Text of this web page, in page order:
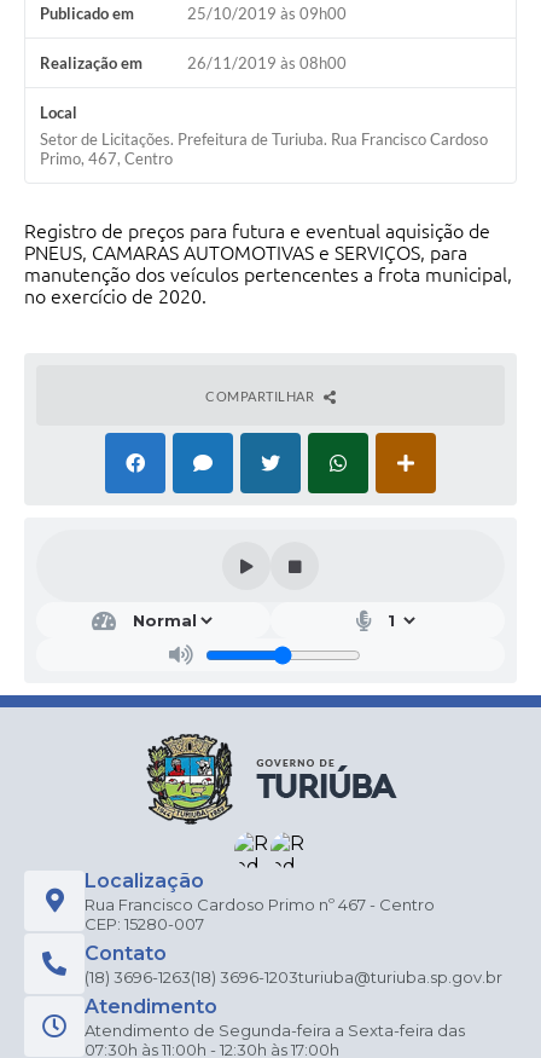
Publicado em 25/10/2019 às 09h00
Realização em 26/11/2019 às 08h00
Local
Setor de Licitações. Prefeitura de Turiuba. Rua Francisco Cardoso
Primo, 467, Centro
Registro de preços para futura e eventual aquisição de
PNEUS, CAMARAS AUTOMOTIVAS e SERVIÇOS, para
manutenção dos veículos pertencentes a frota municipal,
no exercício de 2020.
COMPARTILHAR
Localização
Rua Francisco Cardoso Primo nº 467 - Centro
CEP: 15280-007
Contato
(18) 3696-1263(18) 3696-1203turiuba@turiuba.sp.gov.br
Atendimento
Atendimento de Segunda-feira a Sexta-feira das
07:30h às 11:00h - 12:30h às 17:00h